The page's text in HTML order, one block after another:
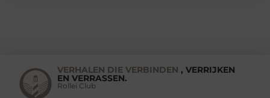
VERHALEN DIE VERBINDEN , VERRIJKEN
EN VERRASSEN.
Rollei Club